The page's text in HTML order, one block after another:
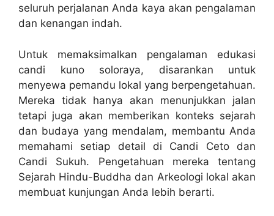
seluruh perjalanan Anda kaya akan pengalaman
dan kenangan indah.
Untuk memaksimalkan pengalaman edukasi
candi kuno soloraya, disarankan untuk
menyewa pemandu lokal yang berpengetahuan.
Mereka tidak hanya akan menunjukkan jalan
tetapi juga akan memberikan konteks sejarah
dan budaya yang mendalam, membantu Anda
memahami setiap detail di Candi Ceto dan
Candi Sukuh. Pengetahuan mereka tentang
Sejarah Hindu-Buddha dan Arkeologi lokal akan
membuat kunjungan Anda lebih berarti.